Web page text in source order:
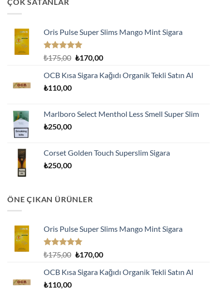
Oris Pulse Super Slims Mango Mint Sigara
5 üzerinden
oy
aldı
₺175,00 Orijinal
₺175,00.
₺170,00Şu
fiyat:
OCB Kısa Sigara Kağıdı Organik Tekli Satın Al
₺110,00
Marlboro Select Menthol Less Smell Super Slim
₺250,00
Corset Golden Touch Superslim Sigara
₺250,00
ÖNE ÇIKAN ÜRÜNLER
Oris Pulse Super Slims Mango Mint Sigara
5 üzerinden
oy
aldı
₺175,00 Orijinal
₺175,00.
₺170,00Şu
fiyat:
OCB Kısa Sigara Kağıdı Organik Tekli Satın Al
₺110,00